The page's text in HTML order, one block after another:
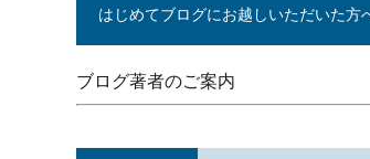
はじめてブログにお越しいただいた方
ブログ著者のご案内